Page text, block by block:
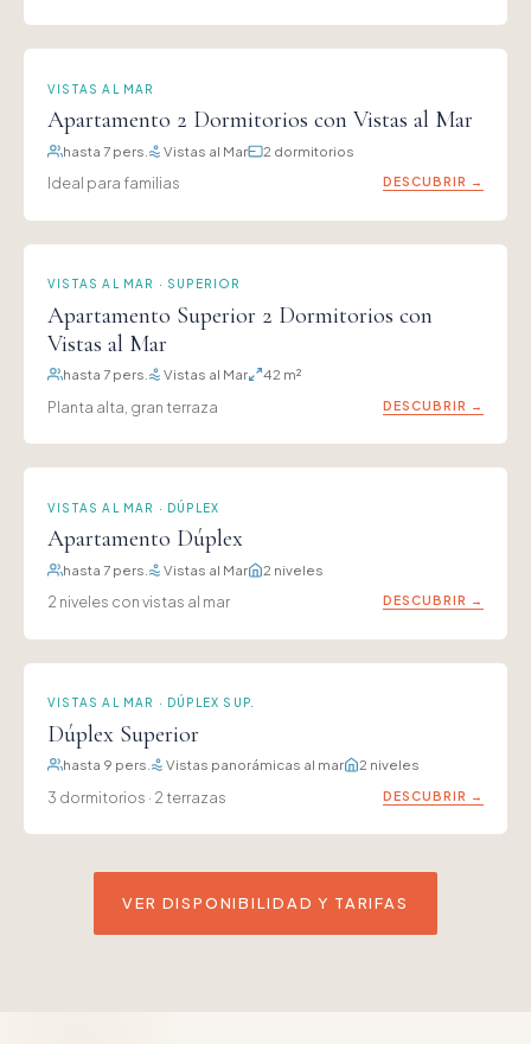
VISTAS AL MAR
Apartamento 2 Dormitorios con Vistas al Mar
hasta 7 pers. Vistas al Mar 2 dormitorios
Ideal para familias DESCUBRIR →
VISTAS AL MAR · SUPERIOR
Apartamento Superior 2 Dormitorios con
Vistas al Mar
hasta 7 pers. Vistas al Mar 42 m²
Planta alta, gran terraza DESCUBRIR →
VISTAS AL MAR · DÚPLEX
Apartamento Dúplex
hasta 7 pers. Vistas al Mar 2 niveles
2 niveles con vistas al mar DESCUBRIR →
VISTAS AL MAR · DÚPLEX SUP.
Dúplex Superior
hasta 9 pers. Vistas panorámicas al mar 2 niveles
3 dormitorios · 2 terrazas DESCUBRIR →
VER DISPONIBILIDAD Y TARIFAS